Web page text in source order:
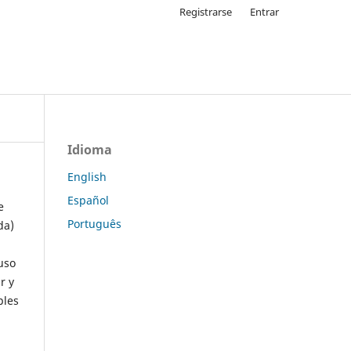
Registrarse Entrar
y
Idioma
English
Español
Português